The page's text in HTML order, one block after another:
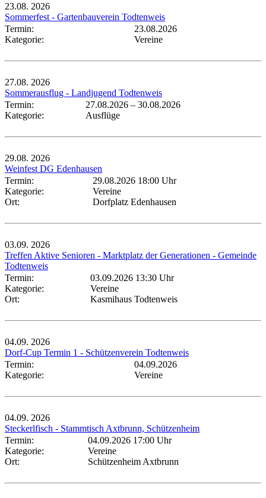
23.08. 2026
Sommerfest - Gartenbauverein Todtenweis
Termin:
23.08.2026
Kategorie:
Vereine
27.08. 2026
Sommerausflug - Landjugend Todtenweis
Termin:
27.08.2026 – 30.08.2026
Kategorie:
Ausflüge
29.08. 2026
Weinfest DG Edenhausen
Termin:
29.08.2026 18:00 Uhr
Kategorie:
Vereine
Ort:
Dorfplatz Edenhausen
03.09. 2026
Treffen Aktive Senioren - Marktplatz der Generationen - Gemeinde
Todtenweis
Termin:
03.09.2026 13:30 Uhr
Kategorie:
Vereine
Ort:
Kasmihaus Todtenweis
04.09. 2026
Dorf-Cup Termin 1 - Schützenverein Todtenweis
Termin:
04.09.2026
Kategorie:
Vereine
04.09. 2026
Steckerlfisch - Stammtisch Axtbrunn, Schützenheim
Termin:
04.09.2026 17:00 Uhr
Kategorie:
Vereine
Ort:
Schützenheim Axtbrunn